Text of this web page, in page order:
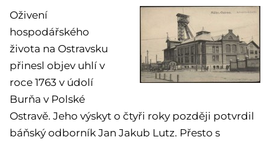
Oživení
hospodářského
života na Ostravsku
přinesl objev uhlí v
roce 1763 v údolí
Burňa v Polské
Ostravě. Jeho výskyt o čtyři roky později potvrdil
báňský odborník Jan Jakub Lutz. Přesto s